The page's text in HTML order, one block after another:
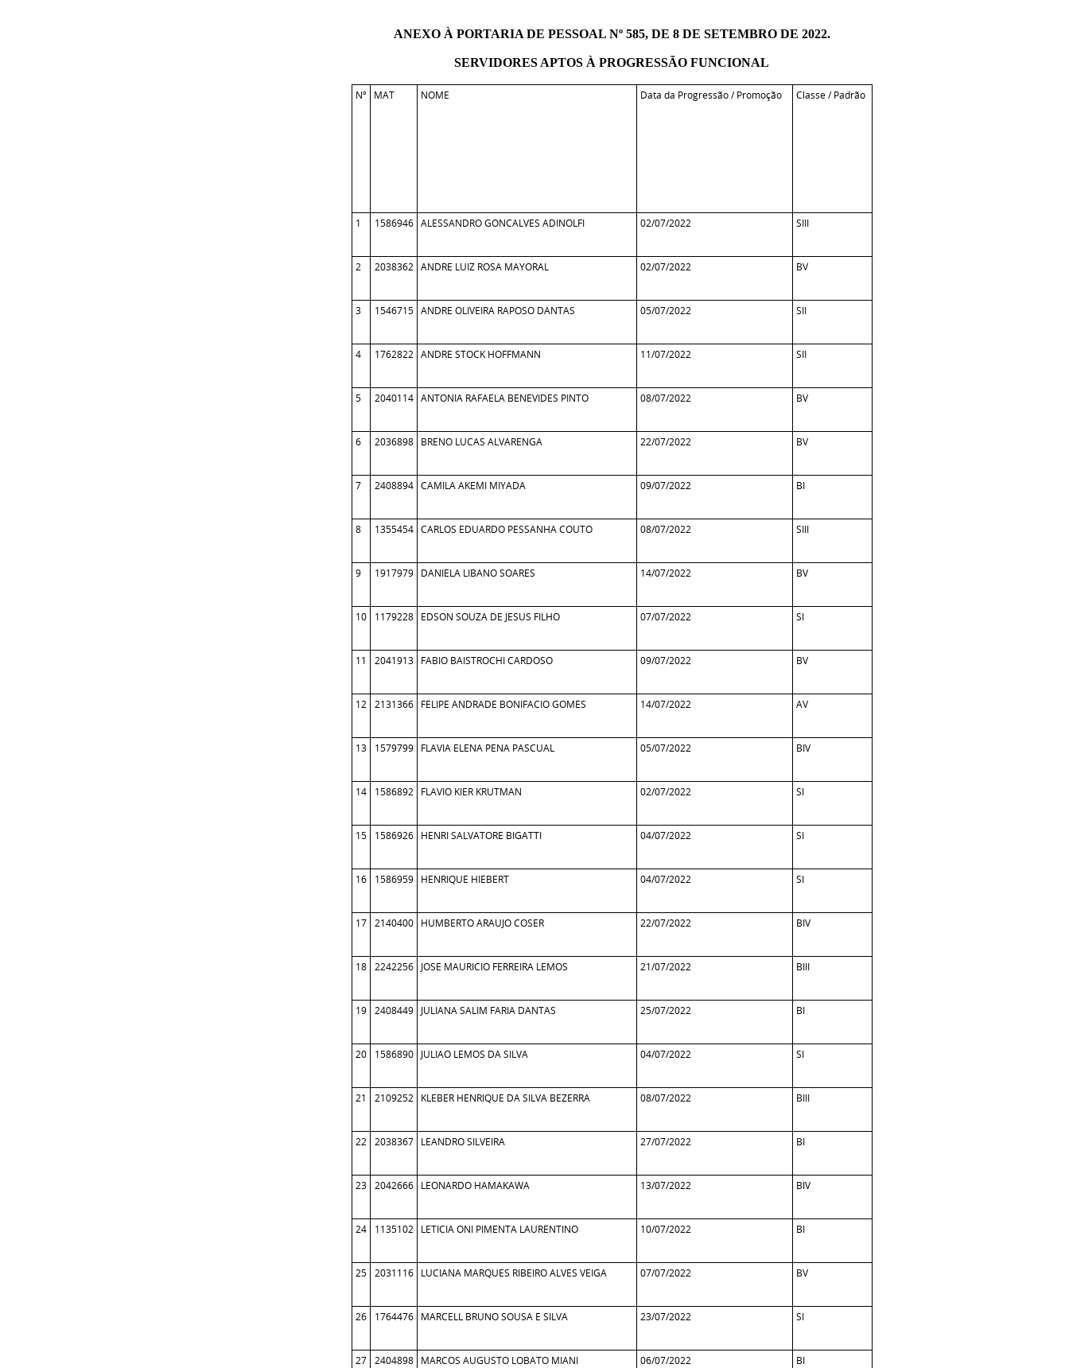
ANEXO À PORTARIA DE PESSOAL Nº 585, DE 8 DE SETEMBRO DE 2022.
SERVIDORES APTOS À PROGRESSÃO FUNCIONAL
Nº MAT NOME Data da Progressão / Promoção Classe / Padrão
1 1586946 ALESSANDRO GONCALVES ADINOLFI 02/07/2022 SIII
2 2038362 ANDRE LUIZ ROSA MAYORAL 02/07/2022 BV
3 1546715 ANDRE OLIVEIRA RAPOSO DANTAS 05/07/2022 SII
4 1762822 ANDRE STOCK HOFFMANN 11/07/2022 SII
5 2040114 ANTONIA RAFAELA BENEVIDES PINTO 08/07/2022 BV
6 2036898 BRENO LUCAS ALVARENGA 22/07/2022 BV
7 2408894 CAMILA AKEMI MIYADA 09/07/2022 BI
8 1355454 CARLOS EDUARDO PESSANHA COUTO 08/07/2022 SIII
9 1917979 DANIELA LIBANO SOARES 14/07/2022 BV
10 1179228 EDSON SOUZA DE JESUS FILHO 07/07/2022 SI
11 2041913 FABIO BAISTROCHI CARDOSO 09/07/2022 BV
12 2131366 FELIPE ANDRADE BONIFACIO GOMES 14/07/2022 AV
13 1579799 FLAVIA ELENA PENA PASCUAL 05/07/2022 BIV
14 1586892 FLAVIO KIER KRUTMAN 02/07/2022 SI
15 1586926 HENRI SALVATORE BIGATTI 04/07/2022 SI
16 1586959 HENRIQUE HIEBERT 04/07/2022 SI
17 2140400 HUMBERTO ARAUJO COSER 22/07/2022 BIV
18 2242256 JOSE MAURICIO FERREIRA LEMOS 21/07/2022 BIII
19 2408449 JULIANA SALIM FARIA DANTAS 25/07/2022 BI
20 1586890 JULIAO LEMOS DA SILVA 04/07/2022 SI
21 2109252 KLEBER HENRIQUE DA SILVA BEZERRA 08/07/2022 BIII
22 2038367 LEANDRO SILVEIRA 27/07/2022 BI
23 2042666 LEONARDO HAMAKAWA 13/07/2022 BIV
24 1135102 LETICIA ONI PIMENTA LAURENTINO 10/07/2022 BI
25 2031116 LUCIANA MARQUES RIBEIRO ALVES VEIGA 07/07/2022 BV
26 1764476 MARCELL BRUNO SOUSA E SILVA 23/07/2022 SI
27 2404898 MARCOS AUGUSTO LOBATO MIANI 06/07/2022 BI